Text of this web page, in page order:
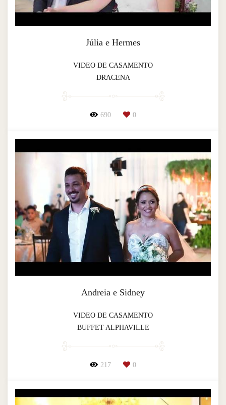
Júlia e Hermes
VIDEO DE CASAMENTO
DRACENA
690 0
Andreia e Sidney
VIDEO DE CASAMENTO
BUFFET ALPHAVILLE
217 0